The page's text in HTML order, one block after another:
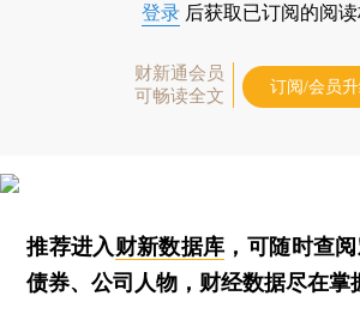
登录 后获取已订阅的阅
财新通会员
可畅读全文
订阅/会员
推荐进入财新数据库 ，可随时查
债券、公司人物，财经数据尽在掌